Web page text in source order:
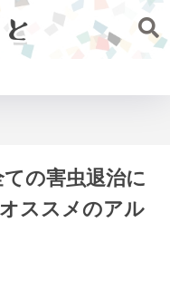
の害虫退治に
ススメのアル